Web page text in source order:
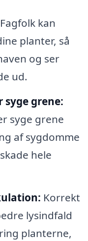
Fagfolk kan
planter, så
og ser
ud.
syge grene:
syge grene
af sygdomme
hele
Korrekt
lysindfald
planterne,